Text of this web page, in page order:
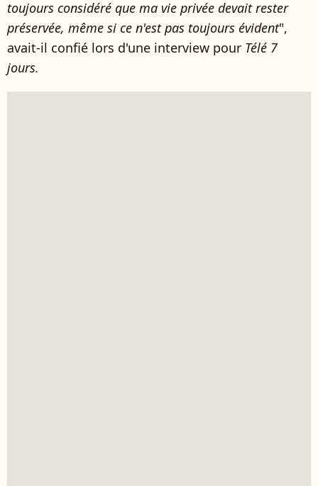
toujours considéré que ma vie privée devait rester
préservée, même si ce n'est pas toujours évident",
avait-il confié lors d'une interview pour Télé 7
jours.